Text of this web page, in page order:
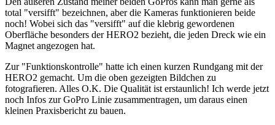
total "versifft" bezeichnen, aber die Kameras funktionieren beide
noch! Wobei sich das "versifft" auf die klebrig gewordenen
Oberfläche besonders der HERO2 bezieht, die jeden Dreck wie ein
Magnet angezogen hat.
Zur "Funktionskontrolle" hatte ich einen kurzen Rundgang mit der
HERO2 gemacht. Um die oben gezeigten Bildchen zu
fotografieren. Alles O.K. Die Qualität ist erstaunlich! Ich werde jetzt
noch Infos zur GoPro Linie zusammentragen, um daraus einen
kleinen Praxisbericht zu bauen.